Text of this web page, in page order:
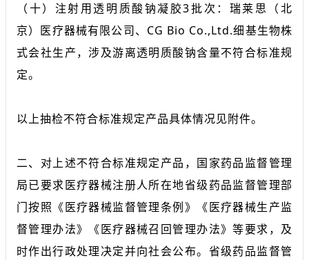
（十）注射用透明质酸钠凝胶3批次：瑞莱思（北
京）医疗器械有限公司、CG Bio Co.,Ltd.细基生物株
式会社生产，涉及游离透明质酸钠含量不符合标准规
定。
以上抽检不符合标准规定产品具体情况见附件。
二、对上述不符合标准规定产品，国家药品监督管理
局已要求医疗器械注册人所在地省级药品监督管理部
门按照《医疗器械监督管理条例》《医疗器械生产监
督管理办法》《医疗器械召回管理办法》等要求，及
时作出行政处理决定并向社会公布。省级药品监督管